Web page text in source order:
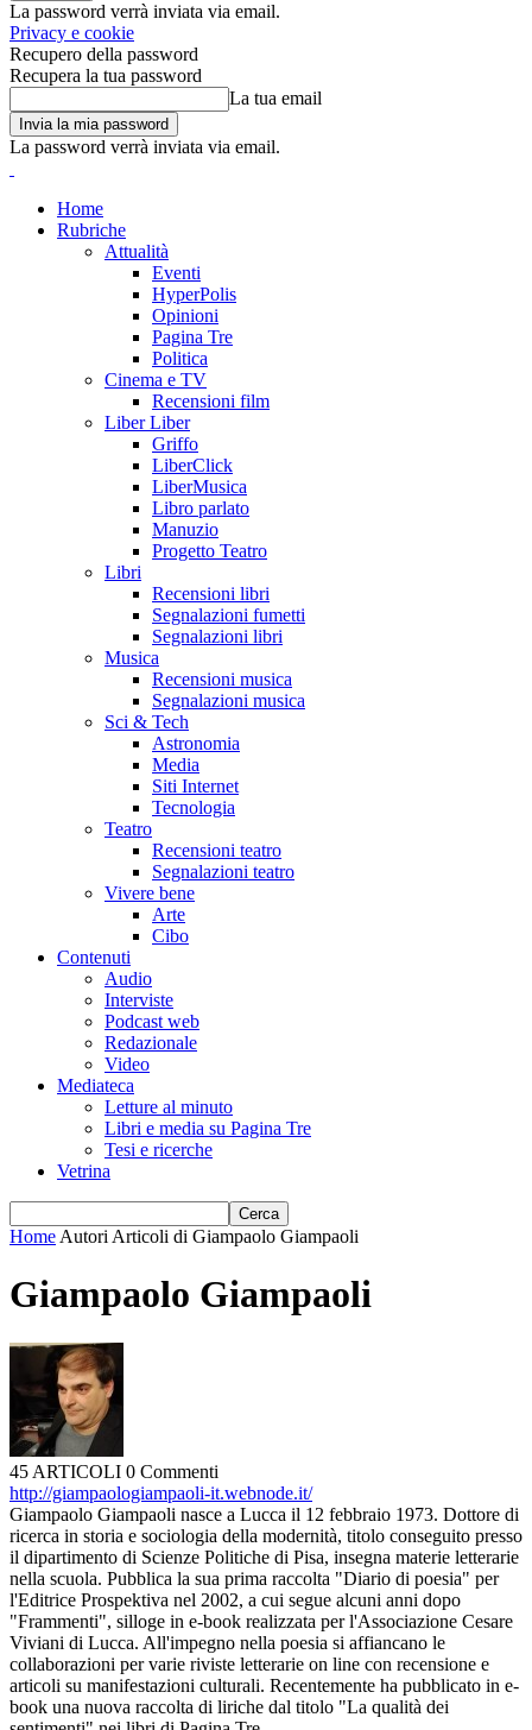
La password verrà inviata via email.
Privacy e cookie
Recupero della password
Recupera la tua password
La tua email
La password verrà inviata via email.
Home
Rubriche
Attualità
Eventi
HyperPolis
Opinioni
Pagina Tre
Politica
Cinema e TV
Recensioni film
Liber Liber
Griffo
LiberClick
LiberMusica
Libro parlato
Manuzio
Progetto Teatro
Libri
Recensioni libri
Segnalazioni fumetti
Segnalazioni libri
Musica
Recensioni musica
Segnalazioni musica
Sci & Tech
Astronomia
Media
Siti Internet
Tecnologia
Teatro
Recensioni teatro
Segnalazioni teatro
Vivere bene
Arte
Cibo
Contenuti
Audio
Interviste
Podcast web
Redazionale
Video
Mediateca
Letture al minuto
Libri e media su Pagina Tre
Tesi e ricerche
Vetrina
Home Autori Articoli di Giampaolo Giampaoli
Giampaolo Giampaoli
45 ARTICOLI 0 Commenti
http://giampaologiampaoli-it.webnode.it/
Giampaolo Giampaoli nasce a Lucca il 12 febbraio 1973. Dottore di
ricerca in storia e sociologia della modernità, titolo conseguito presso
il dipartimento di Scienze Politiche di Pisa, insegna materie letterarie
nella scuola. Pubblica la sua prima raccolta "Diario di poesia" per
l'Editrice Prospektiva nel 2002, a cui segue alcuni anni dopo
"Frammenti", silloge in e-book realizzata per l'Associazione Cesare
Viviani di Lucca. All'impegno nella poesia si affiancano le
collaborazioni per varie riviste letterarie on line con recensione e
articoli su manifestazioni culturali. Recentemente ha pubblicato in e-
book una nuova raccolta di liriche dal titolo "La qualità dei